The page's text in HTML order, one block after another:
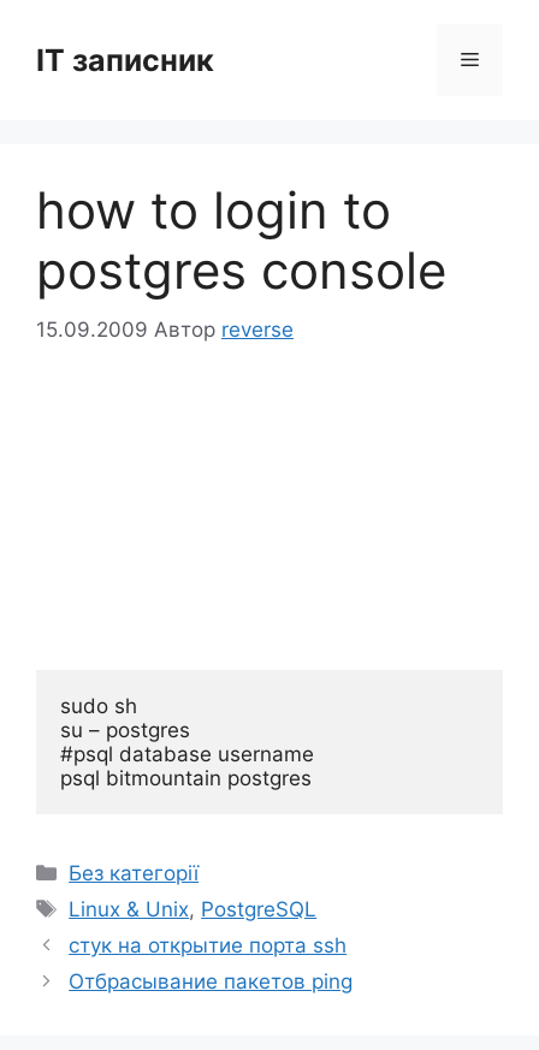
вмістуIT записник Меню
how to login to
postgres console
15.09.2009 Автор reverse
sudo sh
su – postgres
#psql database username
Категорії
Без категорії
Позначки
Linux & Unix, PostgreSQL
стук на открытие порта ssh
Отбрасывание пакетов ping